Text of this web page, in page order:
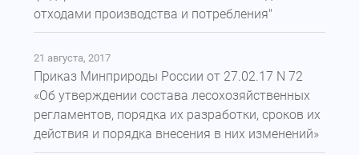
отходами производства и потребления"
21 августа, 2017
Приказ Минприроды России от 27.02.17 N 72
«Об утверждении состава лесохозяйственных
регламентов, порядка их разработки, сроков их
действия и порядка внесения в них изменений»